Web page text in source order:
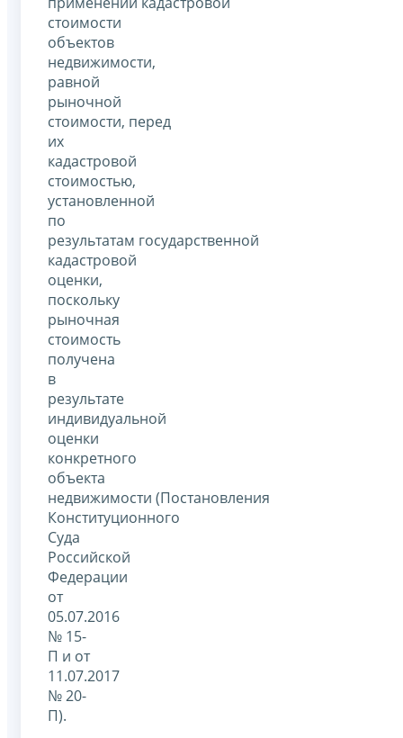
стоимости
объектов
недвижимости,
равной
рыночной
стоимости, перед
их
кадастровой
стоимостью,
установленной
по
результатам государственной
кадастровой
оценки,
поскольку
рыночная
стоимость
получена
в
результате
индивидуальной
оценки
конкретного
объекта
недвижимости (Постановления
Конституционного
Суда
Российской
Федерации
от
05.07.2016
№ 15-
П и от
11.07.2017
№ 20-
П).